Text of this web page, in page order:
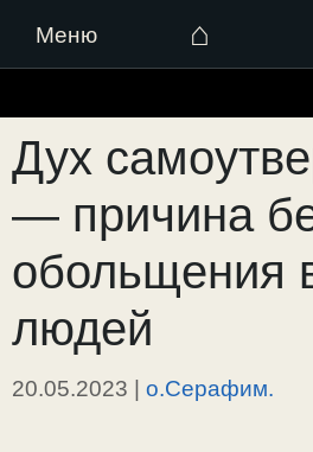
Меню ⌂
к
содержимому
Дух
— причина
обольщения
людей
20.05.2023 | о.Серафим.